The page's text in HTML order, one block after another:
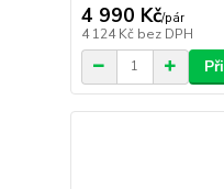
4 990 Kč/pár
4 124 Kč bez DPH